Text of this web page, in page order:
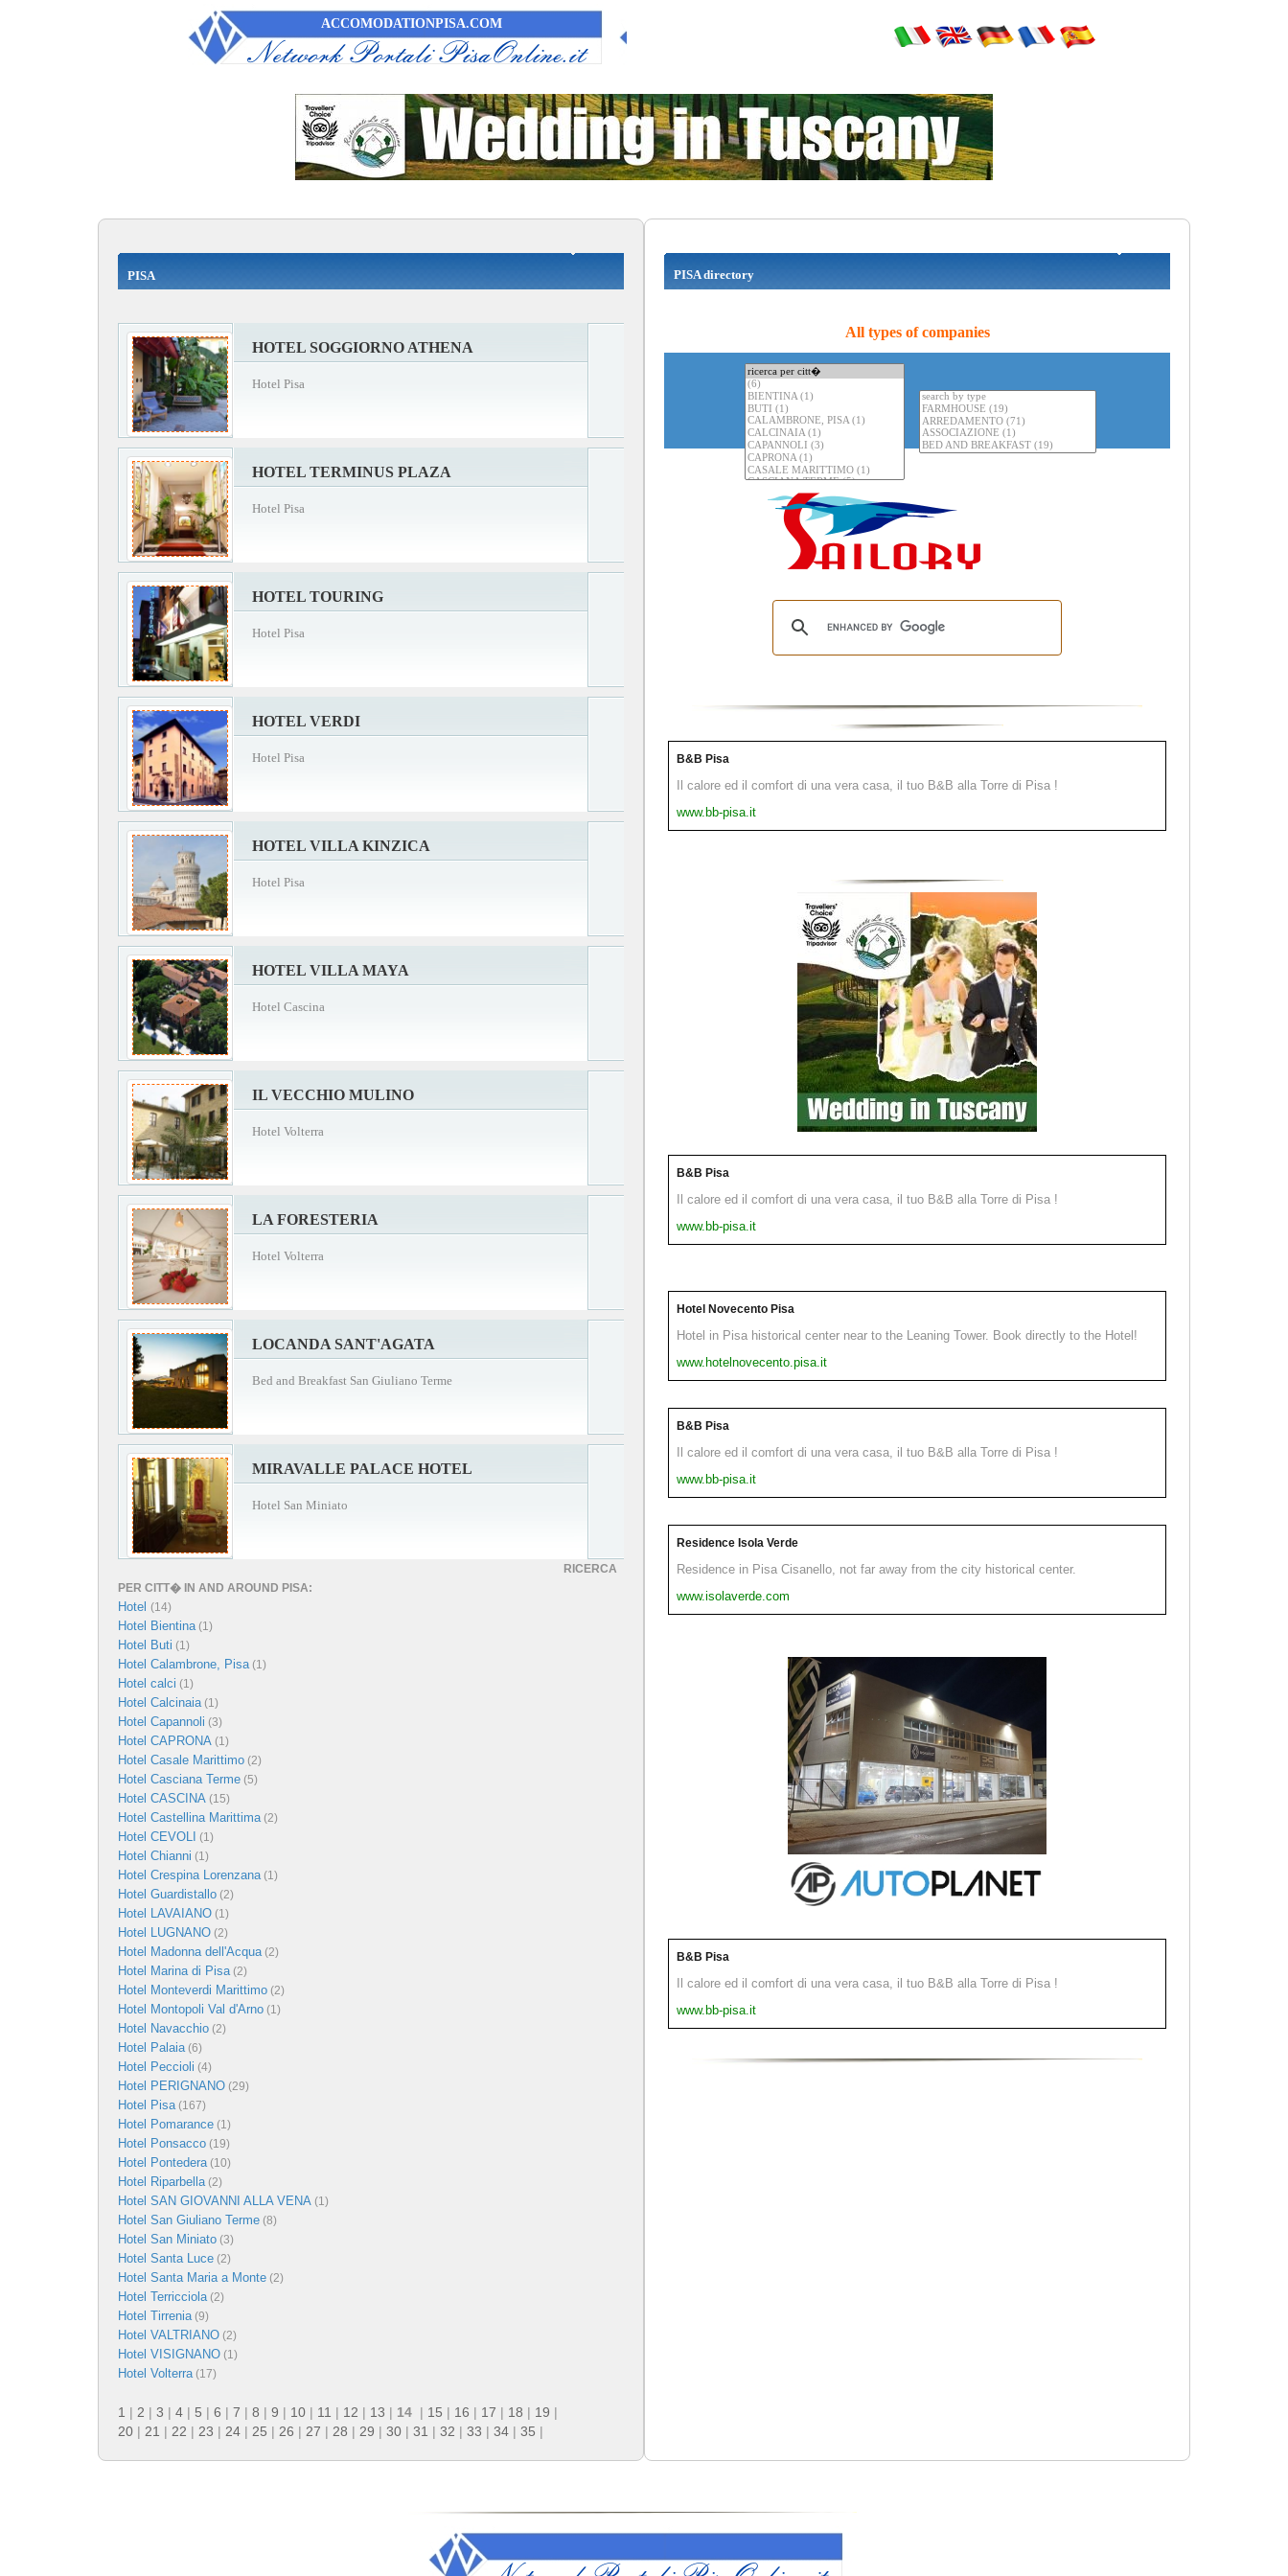
ACCOMODATIONPISA.COM
PISA
HOTEL SOGGIORNO ATHENA
Hotel Pisa
HOTEL TERMINUS PLAZA
Hotel Pisa
HOTEL TOURING
Hotel Pisa
HOTEL VERDI
Hotel Pisa
HOTEL VILLA KINZICA
Hotel Pisa
HOTEL VILLA MAYA
Hotel Cascina
IL VECCHIO MULINO
Hotel Volterra
LA FORESTERIA
Hotel Volterra
LOCANDA SANT'AGATA
Bed and Breakfast San Giuliano Terme
MIRAVALLE PALACE HOTEL
Hotel San Miniato
RICERCA
PER CITT� IN AND AROUND PISA:
Hotel (14)
Hotel Bientina(1)
Hotel Buti (1)
Hotel Calambrone, Pisa(1)
Hotel calci (1)
Hotel Calcinaia(1)
Hotel Capannoli (3)
Hotel CAPRONA (1)
Hotel Casale Marittimo (2)
Hotel Casciana Terme (5)
Hotel CASCINA (15)
Hotel Castellina Marittima(2)
Hotel CEVOLI (1)
Hotel Chianni (1)
Hotel Crespina Lorenzana(1)
Hotel Guardistallo (2)
Hotel LAVAIANO (1)
Hotel LUGNANO (2)
Hotel Madonna dell'Acqua(2)
Hotel Marina di Pisa(2)
Hotel Monteverdi Marittimo (2)
Hotel Montopoli Val d'Arno (1)
Hotel Navacchio (2)
Hotel Palaia(6)
Hotel Peccioli (4)
Hotel PERIGNANO (29)
Hotel Pisa(167)
Hotel Pomarance (1)
Hotel Ponsacco (19)
Hotel Pontedera(10)
Hotel Riparbella(2)
Hotel SAN GIOVANNI ALLA VENA (1)
Hotel San Giuliano Terme (8)
Hotel San Miniato (3)
Hotel Santa Luce (2)
Hotel Santa Maria a Monte (2)
Hotel Terricciola(2)
Hotel Tirrenia(9)
Hotel VALTRIANO (2)
Hotel VISIGNANO (1)
Hotel Volterra(17)
1 | 2 | 3 | 4 | 5 | 6 | 7 | 8 | 9 | 10 | 11 | 12 | 13 | 14 | 15 | 16 | 17 | 18 | 19 |
20 | 21 | 22 | 23 | 24 | 25 | 26 | 27 | 28 | 29 | 30 | 31 | 32 | 33 | 34 | 35 |
PISA directory
All types of companies
B&B Pisa
Il calore ed il comfort di una vera casa, il tuo B&B alla Torre di Pisa !
www.bb-pisa.it
B&B Pisa
Il calore ed il comfort di una vera casa, il tuo B&B alla Torre di Pisa !
www.bb-pisa.it
Hotel Novecento Pisa
Hotel in Pisa historical center near to the Leaning Tower. Book directly to the Hotel!
www.hotelnovecento.pisa.it
B&B Pisa
Il calore ed il comfort di una vera casa, il tuo B&B alla Torre di Pisa !
www.bb-pisa.it
Residence Isola Verde
Residence in Pisa Cisanello, not far away from the city historical center.
www.isolaverde.com
B&B Pisa
Il calore ed il comfort di una vera casa, il tuo B&B alla Torre di Pisa !
www.bb-pisa.it